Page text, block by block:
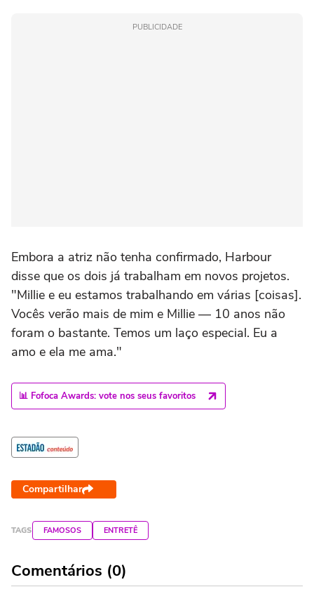
PUBLICIDADE
Embora a atriz não tenha confirmado, Harbour
disse que os dois já trabalham em novos projetos.
"Millie e eu estamos trabalhando em várias [coisas].
Vocês verão mais de mim e Millie — 10 anos não
foram o bastante. Temos um laço especial. Eu a
amo e ela me ama."
📊 Fofoca Awards: vote nos seus favoritos
Compartilhar
TAGS FAMOSOS ENTRETÊ
Comentários (0)